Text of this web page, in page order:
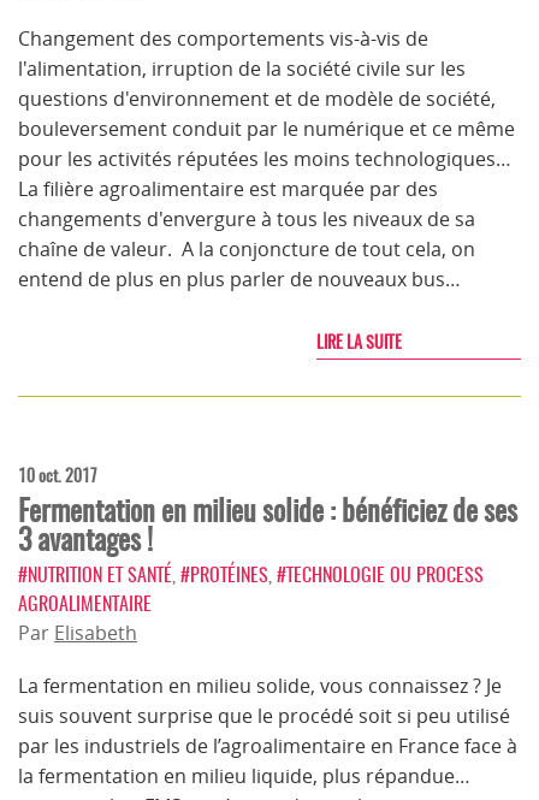
Changement des comportements vis-à-vis de
l'alimentation, irruption de la société civile sur les
questions d'environnement et de modèle de société,
bouleversement conduit par le numérique et ce même
pour les activités réputées les moins technologiques…
La filière agroalimentaire est marquée par des
changements d'envergure à tous les niveaux de sa
chaîne de valeur. A la conjoncture de tout cela, on
entend de plus en plus parler de nouveaux bus…
LIRE LA SUITE
10 oct. 2017
Fermentation en milieu solide : bénéficiez de ses
3 avantages !
#NUTRITION ET SANTÉ #PROTÉINES #TECHNOLOGIE OU PROCESS
AGROALIMENTAIRE
Par Elisabeth
La fermentation en milieu solide, vous connaissez ? Je
suis souvent surprise que le procédé soit si peu utilisé
par les industriels de l’agroalimentaire en France face à
la fermentation en milieu liquide, plus répandue…